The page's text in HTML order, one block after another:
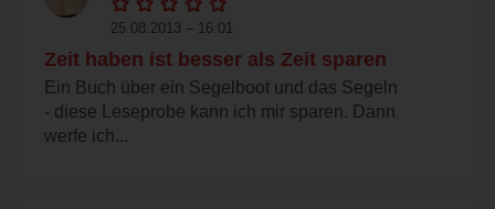
25.08.2013 – 16:01
Zeit haben ist besser als Zeit sparen
Ein Buch über ein Segelboot und das Segeln
- diese Leseprobe kann ich mir sparen. Dann
werfe ich...